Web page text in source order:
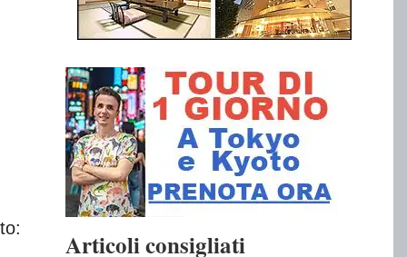
Articoli consigliati